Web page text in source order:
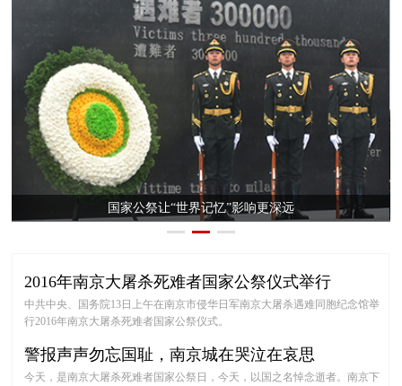
关于2016国家公祭仪式期间采取临时交通管控措施的通告
2016年南京大屠杀死难者国家公祭仪式举行
中共中央、国务院13日上午在南京市侵华日军南京大屠杀遇难同胞纪念馆举
行2016年南京大屠杀死难者国家公祭仪式。
警报声声勿忘国耻，南京城在哭泣在哀思
今天，是南京大屠杀死难者国家公祭日，今天，以国之名悼念逝者。南京下